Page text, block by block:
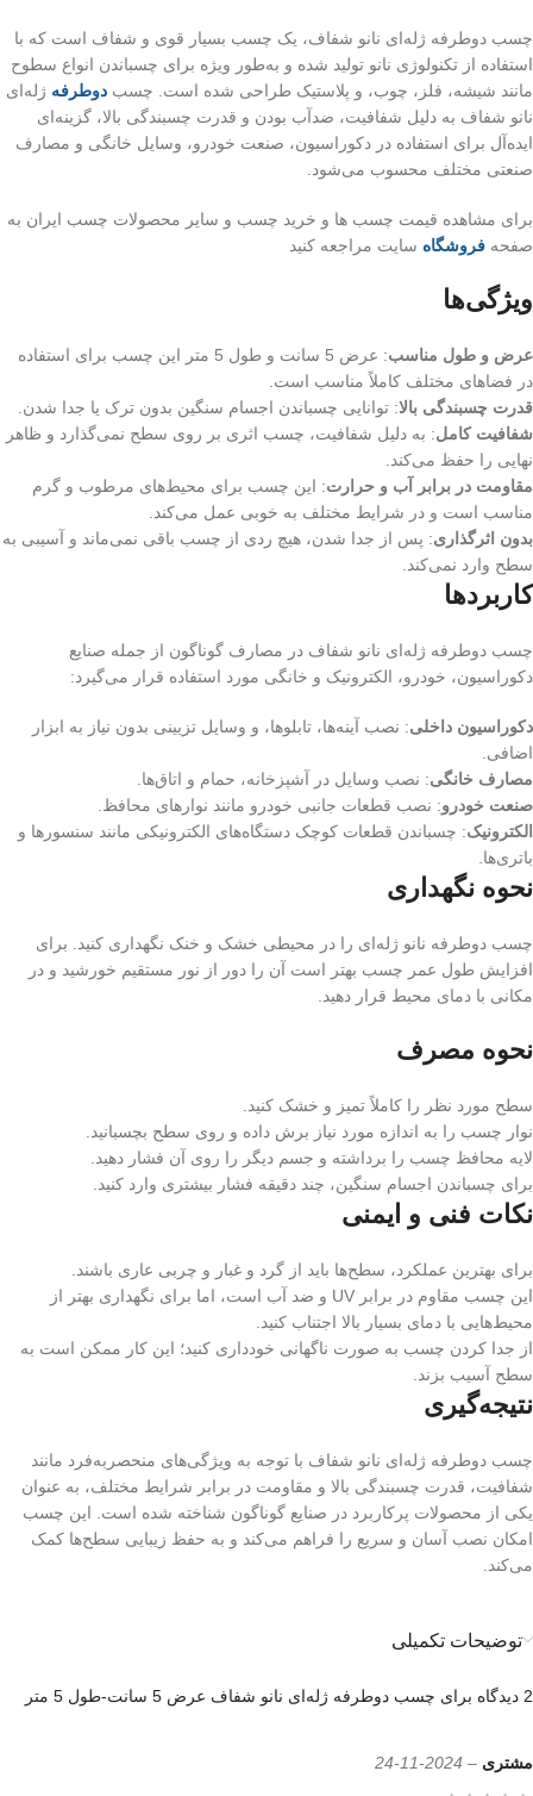
چسب دوطرفه ژله‌ای نانو شفاف، یک چسب بسیار قوی و شفاف است که با
استفاده از تکنولوژی نانو تولید شده و به‌طور ویژه برای چسباندن انواع سطوح
مانند شیشه، فلز، چوب، و پلاستیک طراحی شده است. چسب دوطرفه ژله‌ای
نانو شفاف به دلیل شفافیت، ضدآب بودن و قدرت چسبندگی بالا، گزینه‌ای
ایده‌آل برای استفاده در دکوراسیون، صنعت خودرو، وسایل خانگی و مصارف
صنعتی مختلف محسوب می‌شود.
برای مشاهده قیمت چسب ها و خرید چسب و سایر محصولات چسب ایران به
صفحه فروشگاه سایت مراجعه کنید
ویژگی‌ها
عرض و طول مناسب:
عرض 5 سانت و طول 5 متر این چسب برای استفاده
در فضاهای مختلف کاملاً مناسب است.
قدرت چسبندگی بالا: توانایی چسباندن اجسام سنگین بدون ترک یا جدا شدن.
شفافیت کامل: به دلیل شفافیت، چسب اثری بر روی سطح نمی‌گذارد و ظاهر
نهایی را حفظ می‌کند.
مقاومت در برابر آب و حرارت: این چسب برای محیط‌های مرطوب و گرم
مناسب است و در شرایط مختلف به خوبی عمل می‌کند.
بدون اثرگذاری: پس از جدا شدن، هیچ ردی از چسب باقی نمی‌ماند و آسیبی به
سطح وارد نمی‌کند.
کاربردها
چسب دوطرفه ژله‌ای نانو شفاف در مصارف گوناگون از جمله صنایع
دکوراسیون، خودرو، الکترونیک و خانگی مورد استفاده قرار می‌گیرد:
دکوراسیون داخلی: نصب آینه‌ها، تابلوها، و وسایل تزیینی بدون نیاز به ابزار
اضافی.
مصارف خانگی: نصب وسایل در آشپزخانه، حمام و اتاق‌ها.
صنعت خودرو: نصب قطعات جانبی خودرو مانند نوارهای محافظ.
الکترونیک: چسباندن قطعات کوچک دستگاه‌های الکترونیکی مانند سنسورها و
باتری‌ها.
نحوه نگهداری
چسب دوطرفه نانو ژله‌ای را در محیطی خشک و خنک نگهداری کنید. برای
افزایش طول عمر چسب بهتر است آن را دور از نور مستقیم خورشید و در
مکانی با دمای محیط قرار دهید.
نحوه مصرف
سطح مورد نظر را کاملاً تمیز و خشک کنید.
نوار چسب را به اندازه مورد نیاز برش داده و روی سطح بچسبانید.
لایه محافظ چسب را برداشته و جسم دیگر را روی آن فشار دهید.
برای چسباندن اجسام سنگین، چند دقیقه فشار بیشتری وارد کنید.
نکات فنی و ایمنی
برای بهترین عملکرد، سطح‌ها باید از گرد و غبار و چربی عاری باشند.
این چسب مقاوم در برابر
و ضد آب است، اما برای نگهداری بهتر از
محیط‌هایی با دمای بسیار بالا اجتناب کنید.
از جدا کردن چسب به صورت ناگهانی خودداری کنید؛ این کار ممکن است به
سطح آسیب بزند.
نتیجه‌گیری
چسب دوطرفه ژله‌ای نانو شفاف با توجه به ویژگی‌های منحصربه‌فرد مانند
شفافیت، قدرت چسبندگی بالا و مقاومت در برابر شرایط مختلف، به عنوان
یکی از محصولات پرکاربرد در صنایع گوناگون شناخته شده است. این چسب
امکان نصب آسان و سریع را فراهم می‌کند و به حفظ زیبایی سطح‌ها کمک
می‌کند.
توضیحات تکمیلی
2 دیدگاه برای چسب دوطرفه ژله‌ای نانو شفاف عرض 5 سانت-طول 5 متر
مشتری –
2024-11-24